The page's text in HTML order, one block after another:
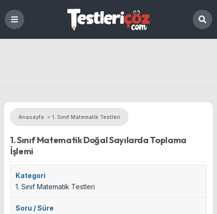
Anasayfa » 1. Sınıf Matematik Testleri
1. Sınıf Matematik Doğal Sayılarda Toplama
İşlemi
Kategori
1. Sınıf Matematik Testleri
Soru / Süre